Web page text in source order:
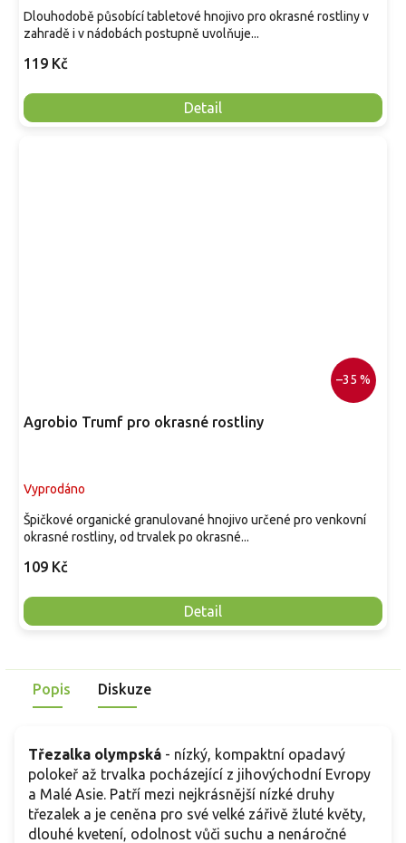
119 Kč
Detail
Dlouhodobě působící tabletové hnojivo pro okrasné rostliny v
zahradě i v nádobách postupně uvolňuje...
–35 %
Agrobio Trumf pro okrasné rostliny
Vyprodáno
109 Kč
Detail
Špičkové organické granulované hnojivo určené pro venkovní
okrasné rostliny, od trvalek po okrasné...
Popis Diskuze
Třezalka olympská - nízký, kompaktní opadavý
polokeř až trvalka pocházející z jihovýchodní Evropy
a Malé Asie. Patří mezi nejkrásnější nízké druhy
třezalek a je ceněna pro své velké zářivě žluté květy,
dlouhé kvetení, odolnost vůči suchu a nenáročné